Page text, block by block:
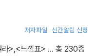
저자파일 신간알림 신청
라>,<느낌표> … 총 230종